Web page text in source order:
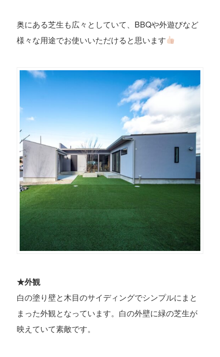
奥にある芝生も広々としていて、BBQや外遊びなど
様々な用途でお使いいただけると思います
★外観
白の塗り壁と木目のサイディングでシンプルにまと
まった外観となっています。白の外壁に緑の芝生が
映えていて素敵です。